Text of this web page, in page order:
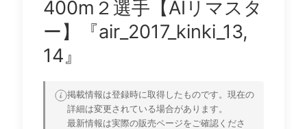
400m２選手【AIリマスタ
ー】『air_2017_kinki_13,
14』
掲載情報は登録時に取得したものです。現在の
詳細は変更されている場合があります。
最新情報は実際の販売ページをご確認くださ